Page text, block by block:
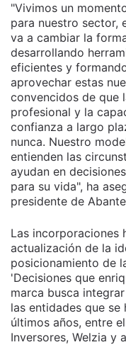
"Vivimos un
para nuestro sector,
va a cambiar la
desarrollando
eficientes y
aprovechar estas
convencidos de que
profesional y la
confianza a largo
nunca. Nuestro
entienden las
ayudan en
para su vida", ha
presidente de
Las incorporaciones
actualización de la
posicionamiento de
'Decisiones que
marca busca
las entidades que
últimos años, entre
Inversores, Welzia y